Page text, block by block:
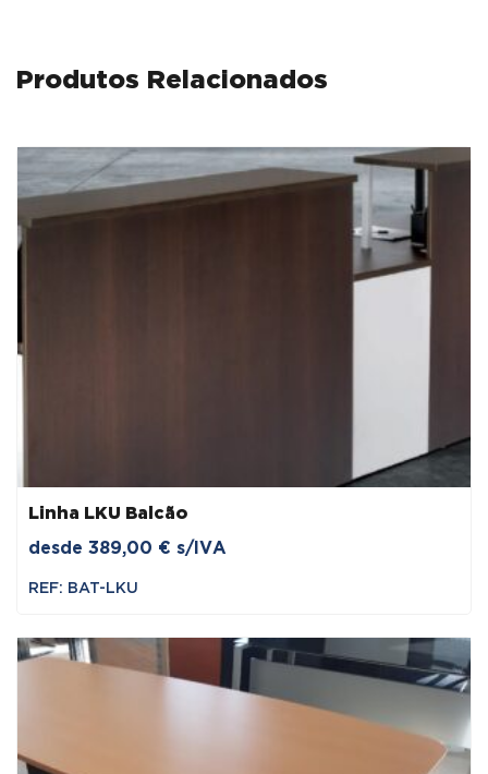
Produtos Relacionados
Linha LKU Balcão
desde 389,00 € s/IVA
REF: BAT-LKU